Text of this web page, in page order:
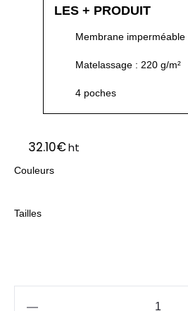
LES + PRODUIT
Membrane
Matelassage : 220 g/m²
4 poches
32.10€ht
Couleurs
Tailles